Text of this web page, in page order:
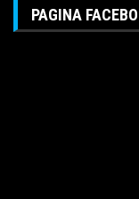
PAGINA